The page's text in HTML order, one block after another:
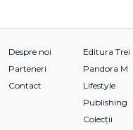
Despre noi
Parteneri
Contact
Editura Trei
Pandora M
Lifestyle
Publishing
Colecții